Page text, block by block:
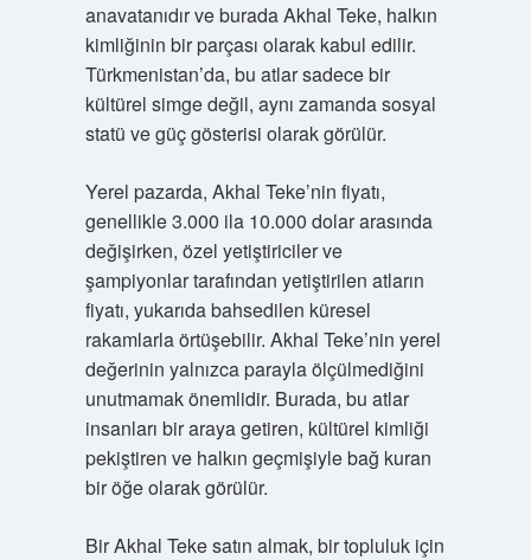
anavatanıdır ve burada Akhal Teke, halkın
kimliğinin bir parçası olarak kabul edilir.
Türkmenistan’da, bu atlar sadece bir
kültürel simge değil, aynı zamanda sosyal
statü ve güç gösterisi olarak görülür.
Yerel pazarda, Akhal Teke’nin fiyatı,
genellikle 3.000 ila 10.000 dolar arasında
değişirken, özel yetiştiriciler ve
şampiyonlar tarafından yetiştirilen atların
fiyatı, yukarıda bahsedilen küresel
rakamlarla örtüşebilir. Akhal Teke’nin yerel
değerinin yalnızca parayla ölçülmediğini
unutmamak önemlidir. Burada, bu atlar
insanları bir araya getiren, kültürel kimliği
pekiştiren ve halkın geçmişiyle bağ kuran
bir öğe olarak görülür.
Bir Akhal Teke satın almak, bir topluluk için